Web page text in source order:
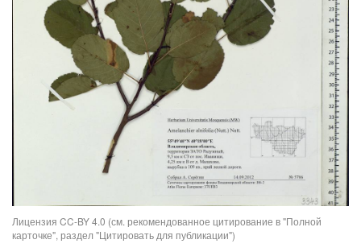
Лицензия CC-BY 4.0 (см. рекомендованное цитирование в "Полной
карточке", раздел "Цитировать для публикации")